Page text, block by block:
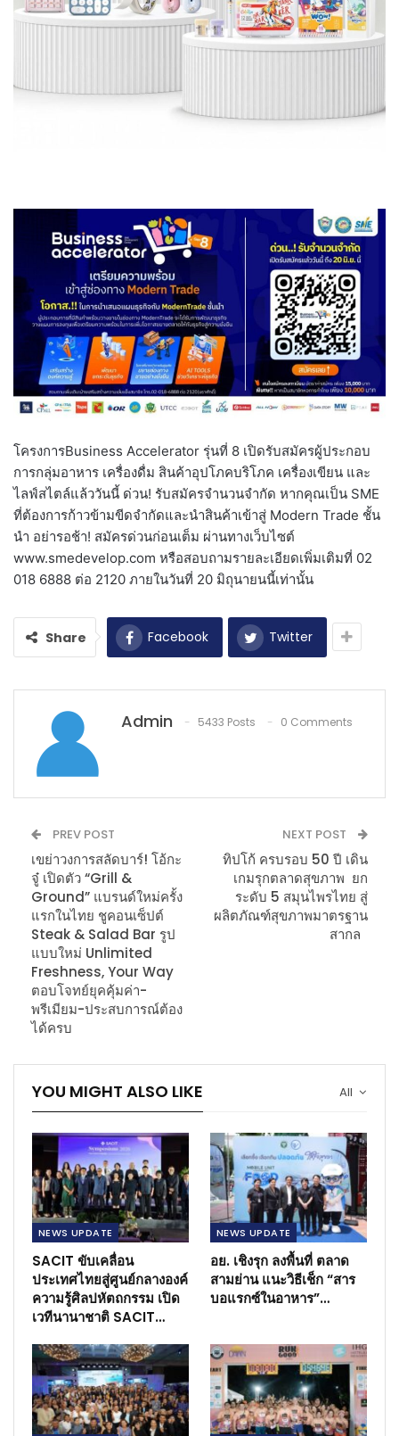
โครงการBusiness Accelerator รุ่นที่ 8 เปิดรับสมัครผู้ประกอบ
การกลุ่มอาหาร เครื่องดื่ม สินค้าอุปโภคบริโภค เครื่องเขียน และ
ไลฟ์สไตล์แล้ววันนี้ ด่วน! รับสมัครจำนวนจำกัด หากคุณเป็น SME
ที่ต้องการก้าวข้ามขีดจำกัดและนำสินค้าเข้าสู่ Modern Trade ชั้น
นำ อย่ารอช้า! สมัครด่วนก่อนเต็ม ผ่านทางเว็บไซต์
www.smedevelop.com หรือสอบถามรายละเอียดเพิ่มเติมที่ 02
018 6888 ต่อ 2120 ภายในวันที่ 20 มิถุนายนนี้เท่านั้น
Share Facebook Twitter
Admin 5433 Posts 0 Comments
PREV POST
เขย่าวงการสลัดบาร์! โอ้กะ
จู๋ เปิดตัว “Grill &
Ground” แบรนด์ใหม่ครั้ง
แรกในไทย ชูคอนเซ็ปต์
Steak & Salad Bar รูป
แบบใหม่ Unlimited
Freshness, Your Way
ตอบโจทย์ยุคคุ้มค่า-
พรีเมียม-ประสบการณ์ต้อง
ได้ครบ
NEXT POST
ทิปโก้ ครบรอบ 50 ปี เดิน
เกมรุกตลาดสุขภาพ ยก
ระดับ 5 สมุนไพรไทย สู่
ผลิตภัณฑ์สุขภาพมาตรฐาน
สากล
All
YOU MIGHT ALSO LIKE
NEWS​ UPDATE
SACIT ขับเคลื่อน
ประเทศไทยสู่ศูนย์กลางองค์
ความรู้ศิลปหัตถกรรม เปิด
เวทีนานาชาติ SACIT…
NEWS​ UPDATE
อย. เชิงรุก ลงพื้นที่ ตลาด
สามย่าน แนะวิธีเช็ก “สาร
บอแรกซ์ในอาหาร”…